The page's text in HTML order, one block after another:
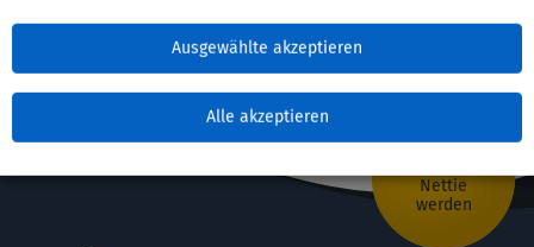
Ausgewählte akzeptieren
Alle akzeptieren
Nettie
werden